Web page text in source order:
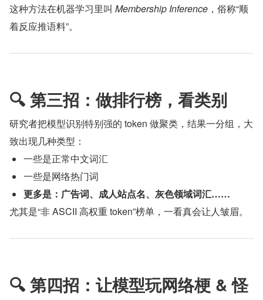
这种方法在机器学习里叫 Membership Inference ，俗称“顺
着反应推语料”。
🔍 第三招：做排行榜，看类别
研究者把模型识别特别强的 token 做聚类，结果一分组，大
致出现几种类型：
一些是正常中文词汇
一些是网络热门词
更多是：广告词、成人站点名、灰色领域词汇……
尤其是“非 ASCII 高权重 token”榜单，一看真会让人皱眉。
🔍 第四招：让模型玩网络梗 & 怪